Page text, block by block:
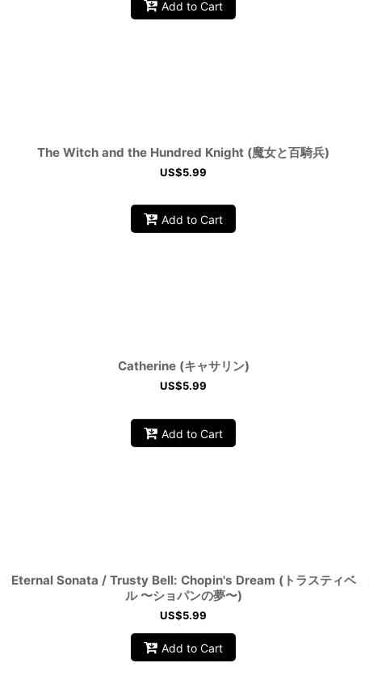
Add to Cart
The Witch and the Hundred Knight (魔女と百騎兵)
US$5.99
Add to Cart
Catherine (キャサリン)
US$5.99
Add to Cart
Eternal Sonata / Trusty Bell: Chopin's Dream (トラスティベ
ル 〜ショパンの夢〜)
US$5.99
Add to Cart